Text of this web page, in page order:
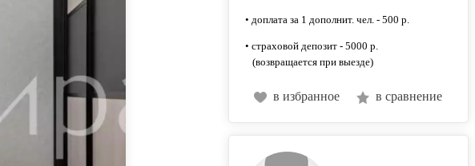
• доплата за 1 дополнит. чел. - 500 р.
• страховой депозит - 5000 р.
(возвращается при выезде)
в избранное в сравнение